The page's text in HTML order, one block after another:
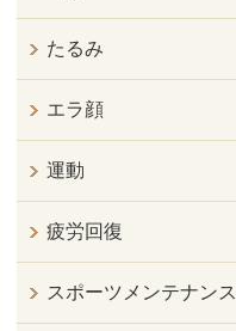
たるみ
エラ顔
運動
疲労回復
スポーツメンテナンス